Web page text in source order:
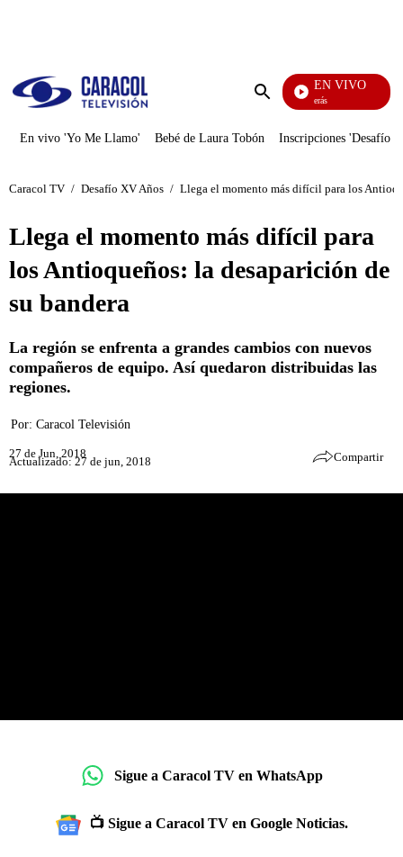
Enviar
EN VIVO
También Caerás
En vivo 'Yo Me Llamo' Bebé de Laura Tobón Inscripciones 'Desafío'
Caracol TV / Desafío XV Años / Llega el momento más difícil para los
Llega el momento más difícil para
los Antioqueños: la desaparición de
su bandera
La región se enfrenta a grandes cambios con nuevos
compañeros de equipo. Así quedaron distribuidas las
regiones.
Por: Caracol Televisión
27 de Jun, 2018
Actualizado: 27 de jun, 2018 Compartir
Sigue a Caracol TV en WhatsApp
📺 Sigue a Caracol TV en Google Noticias.